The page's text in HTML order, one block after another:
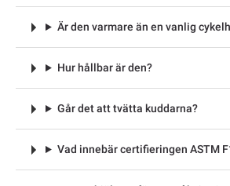
Är den varmare än en vanlig
Hur hållbar är den?
Går det att tvätta kuddarna?
Vad innebär certifieringen ASTM